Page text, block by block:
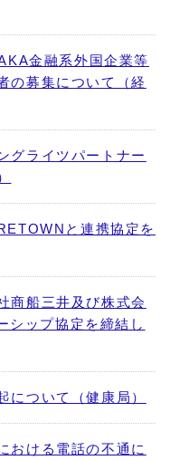
金融系外国企業等
の募集について（経
グライツパートナー
と連携協定を
商船三井及び株式会
シップ協定を締結し
について（健康局）
おける電話の不通に